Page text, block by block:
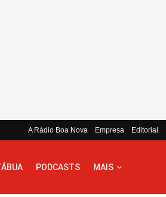
A Rádio Boa Nova Empresa Editorial
PODCASTS MAIS